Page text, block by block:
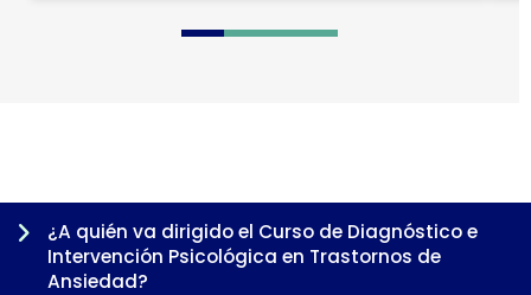
0 1 2 3 4 5 6 7 8
¿A quién va dirigido el Curso de Diagnóstico e
Intervención Psicológica en Trastornos de
Ansiedad?